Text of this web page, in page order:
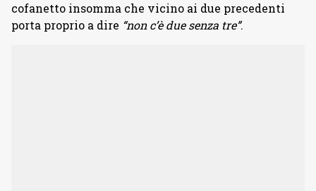
cofanetto insomma che vicino ai due precedenti
porta proprio a dire “non c’è due senza tre”.